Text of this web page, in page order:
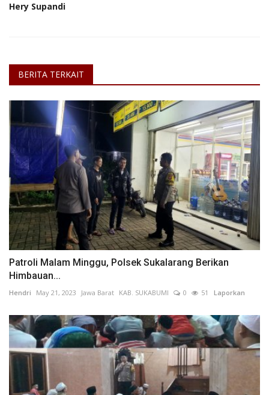
Hery Supandi
BERITA TERKAIT
Patroli Malam Minggu, Polsek Sukalarang Berikan
Himbauan...
Hendri May 21, 2023 Jawa Barat KAB. SUKABUMI 0 51 Laporkan